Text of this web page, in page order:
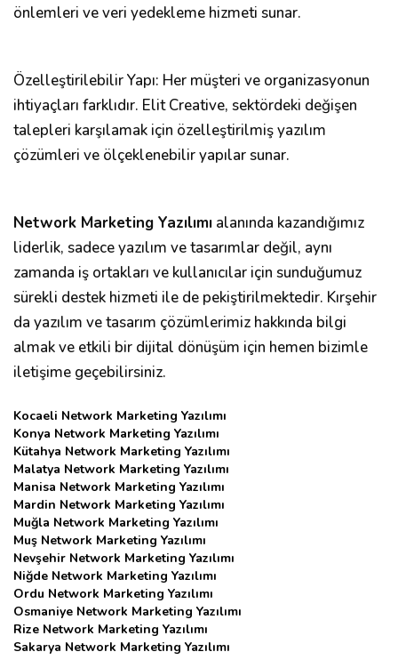
önlemleri ve veri yedekleme hizmeti sunar.
Özelleştirilebilir Yapı: Her müşteri ve organizasyonun
ihtiyaçları farklıdır. Elit Creative, sektördeki değişen
talepleri karşılamak için özelleştirilmiş yazılım
çözümleri ve ölçeklenebilir yapılar sunar.
Network Marketing Yazılımı alanında kazandığımız
liderlik, sadece yazılım ve tasarımlar değil, aynı
zamanda iş ortakları ve kullanıcılar için sunduğumuz
sürekli destek hizmeti ile de pekiştirilmektedir. Kırşehir
da yazılım ve tasarım çözümlerimiz hakkında bilgi
almak ve etkili bir dijital dönüşüm için hemen bizimle
iletişime geçebilirsiniz.
Kocaeli Network Marketing Yazılımı
Konya Network Marketing Yazılımı
Kütahya Network Marketing Yazılımı
Malatya Network Marketing Yazılımı
Manisa Network Marketing Yazılımı
Mardin Network Marketing Yazılımı
Muğla Network Marketing Yazılımı
Muş Network Marketing Yazılımı
Nevşehir Network Marketing Yazılımı
Niğde Network Marketing Yazılımı
Ordu Network Marketing Yazılımı
Osmaniye Network Marketing Yazılımı
Rize Network Marketing Yazılımı
Sakarya Network Marketing Yazılımı